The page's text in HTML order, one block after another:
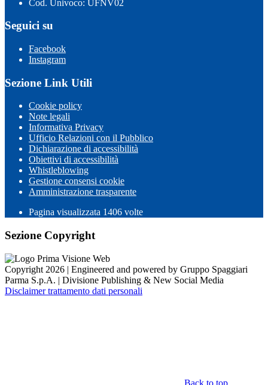
Cod. Univoco: UFNV02
Seguici su
Facebook
Instagram
Sezione Link Utili
Cookie policy
Note legali
Informativa Privacy
Ufficio Relazioni con il Pubblico
Dichiarazione di accessibilità
Obiettivi di accessibilità
Whistleblowing
Gestione consensi cookie
Amministrazione trasparente
Pagina visualizzata 1406 volte
Sezione Copyright
Copyright 2026 | Engineered and powered by Gruppo Spaggiari
Parma S.p.A. | Divisione Publishing & New Social Media
Disclaimer trattamento dati personali
Back to top